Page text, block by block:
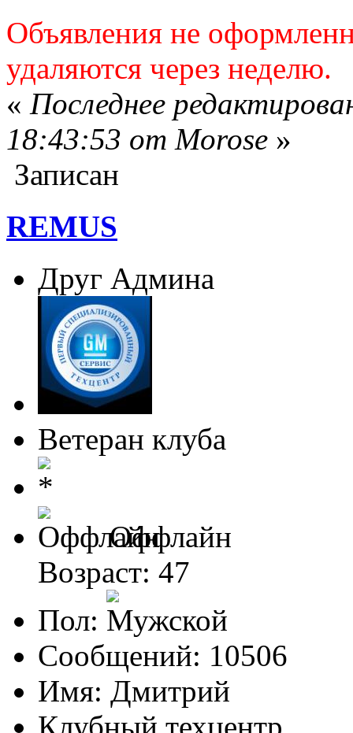
Объявления не
удаляются через неделю.
« Последнее
18:43:53 от Morose »
Записан
REMUS
Друг Админа
Ветеран клуба
Оффлайн
Возраст: 47
Пол:
Сообщений: 10506
Имя: Дмитрий